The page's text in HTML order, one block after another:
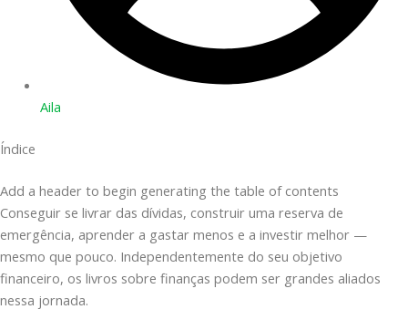
Aila
Índice
Add a header to begin generating the table of contents
Conseguir se livrar das dívidas, construir uma reserva de
emergência, aprender a gastar menos e a investir melhor —
mesmo que pouco. Independentemente do seu objetivo
financeiro, os livros sobre finanças podem ser grandes aliados
nessa jornada.